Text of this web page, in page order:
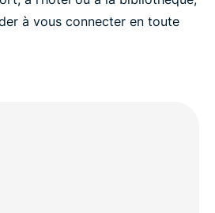
à vous connecter en toute